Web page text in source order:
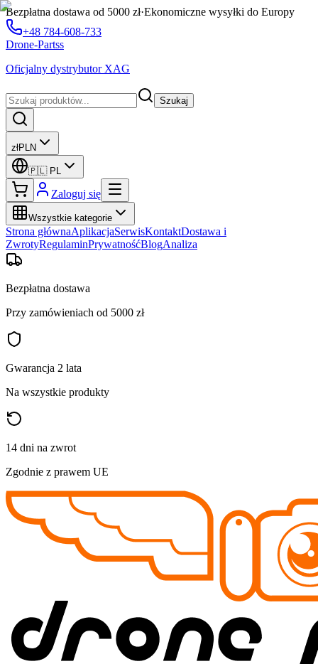
Bezpłatna dostawa od 5000 zł·Ekonomiczne wysyłki do Europy
+48 784-608-733
Drone-Partss
Oficjalny dystrybutor XAG
Szukaj
złPLN
🇵🇱 PL
Zaloguj się
Wszystkie kategorie
Strona głównaAplikacjaSerwisKontaktDostawa i
ZwrotyRegulaminPrywatnośćBlogAnaliza
Bezpłatna dostawa
Przy zamówieniach od 5000 zł
Gwarancja 2 lata
Na wszystkie produkty
14 dni na zwrot
Zgodnie z prawem UE